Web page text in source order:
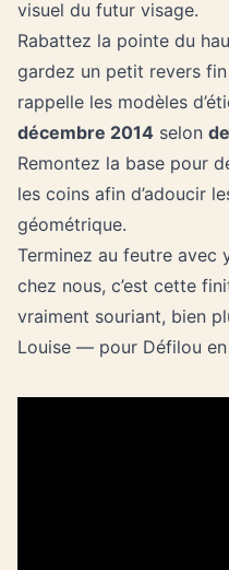
visuel du futur visage.
Rabattez la pointe du
gardez un petit revers fin
rappelle les modèles
décembre 2014 selon
Remontez la base pour
les coins afin d’adoucir
géométrique.
Terminez au feutre avec
chez nous, c’est cette
vraiment souriant, bien
Louise — pour Défilou en